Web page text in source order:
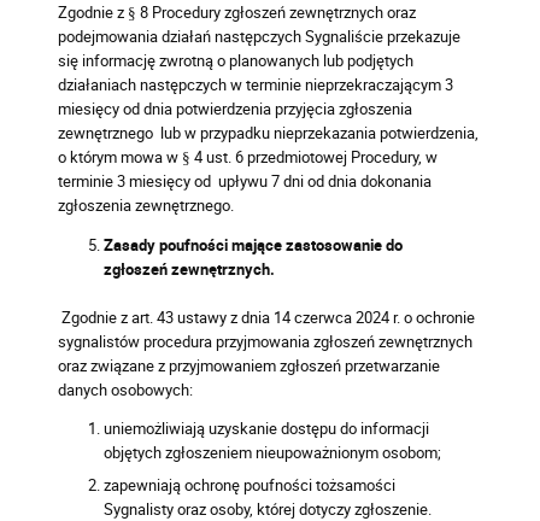
Zgodnie z § 8 Procedury zgłoszeń zewnętrznych oraz
podejmowania działań następczych Sygnaliście przekazuje
się informację zwrotną o planowanych lub podjętych
działaniach następczych w terminie nieprzekraczającym 3
miesięcy od dnia potwierdzenia przyjęcia zgłoszenia
zewnętrznego lub w przypadku nieprzekazania potwierdzenia,
o którym mowa w § 4 ust. 6 przedmiotowej Procedury, w
terminie 3 miesięcy od upływu 7 dni od dnia dokonania
zgłoszenia zewnętrznego.
Zasady poufności mające zastosowanie do
zgłoszeń zewnętrznych.
Zgodnie z art. 43 ustawy z dnia 14 czerwca 2024 r. o ochronie
sygnalistów procedura przyjmowania zgłoszeń zewnętrznych
oraz związane z przyjmowaniem zgłoszeń przetwarzanie
danych osobowych:
uniemożliwiają uzyskanie dostępu do informacji
objętych zgłoszeniem nieupoważnionym osobom;
zapewniają ochronę poufności tożsamości
Sygnalisty oraz osoby, której dotyczy zgłoszenie.